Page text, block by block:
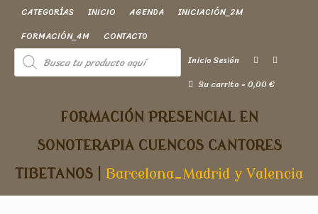
CATEGORÍAS INICIO AGENDA
INICIACIÓN_2M
FORMACIÓN_4M
CONTACTO
Inicio Sesión
Su carrito -0,00€
FORMACIÓN PRESENCIAL EN
SONOTERAPIACUENCOS CANTORES
TIBETANOS
Barcelona_Madrid y Valencia